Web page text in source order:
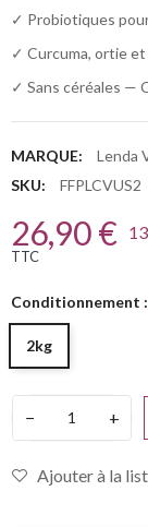
✓ Probiotiques
✓ Curcuma, ortie
✓ Sans céréales —
MARQUE:
Lenda
SKU:
FFPLCVUS2
26,90 €
TTC
Conditionnement :
2kg
− +
Ajouter à la